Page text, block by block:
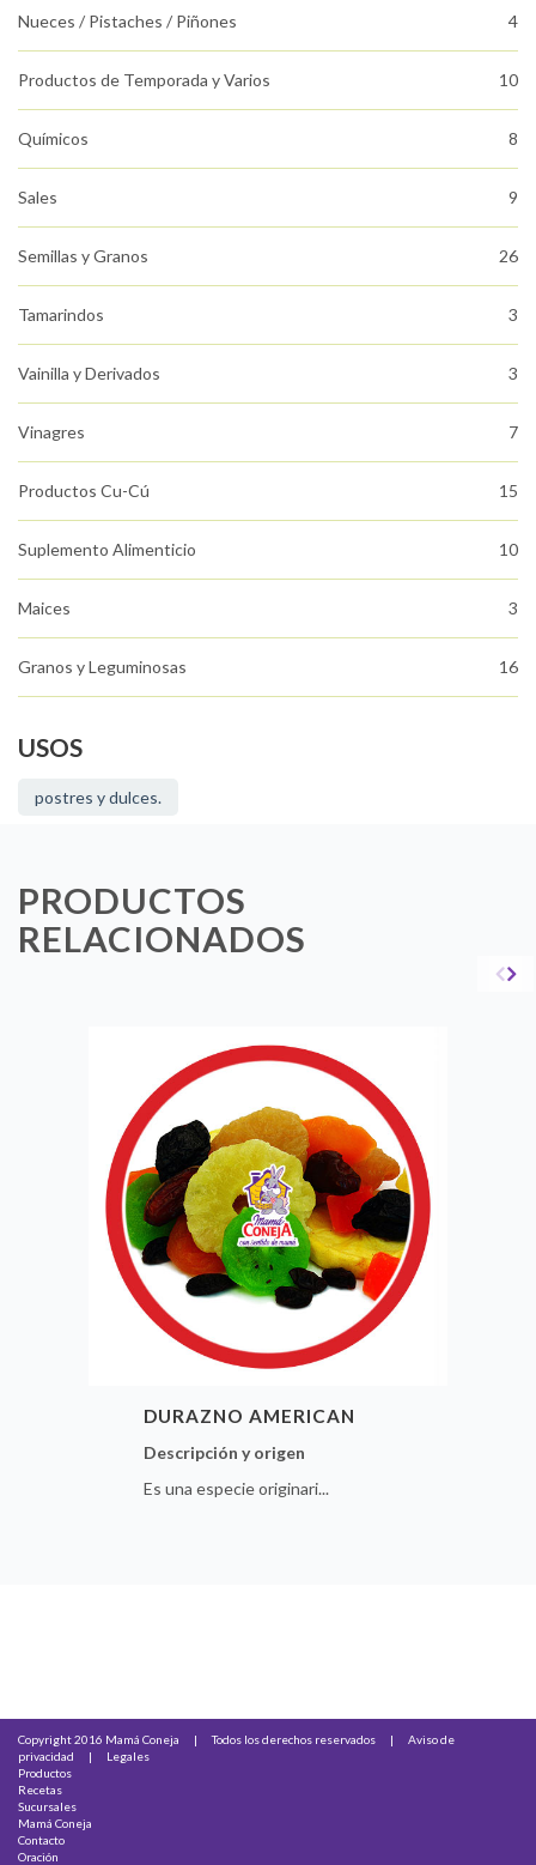
Nueces / Pistaches / Piñones 4
Productos de Temporada y Varios 10
Químicos 8
Sales 9
Semillas y Granos 26
Tamarindos 3
Vainilla y Derivados 3
Vinagres 7
Productos Cu-Cú 15
Suplemento Alimenticio 10
Maices 3
Granos y Leguminosas 16
USOS
postres y dulces.
PRODUCTOS
RELACIONADOS
DURAZNO AMERICAN
Descripción y origen
Es una especie originari...
Copyright 2016 Mamá Coneja | Todos los derechos reservados |
Aviso de
privacidad
|
Legales
Productos
Recetas
Sucursales
Mamá Coneja
Contacto
Oración